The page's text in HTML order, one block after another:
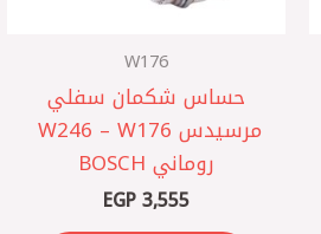
W176
حساس شكمان سفلي
روماني BOSCH
EGP3,555